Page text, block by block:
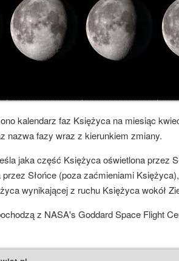
kalendarz faz Księżyca na miesiąc
nazwa fazy wraz z kierunkiem zmiany.
jaka część Księżyca oświetlona przez
Słońce (poza zaćmieniami
wynikającej z ruchu Księżyca wokół
z NASA's Goddard Space Flight